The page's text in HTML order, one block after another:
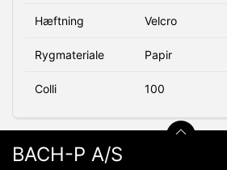
Hæftning Velcro
Rygmateriale Papir
Colli 100
BACH-P A/S